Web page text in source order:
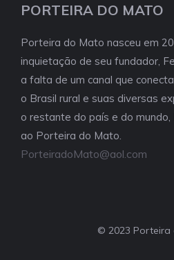
PORTEIRA DO MATO
Porteira do Mato nasceu em
inquietação de seu fundador,
a falta de um canal que
o Brasil rural e suas diversas
o restante do país e do mundo,
ao Porteira do Mato.
PorteiradoMato@aol.com
© 2023 Porteira